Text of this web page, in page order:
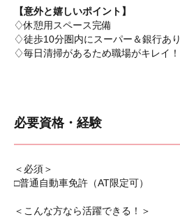
【意外と嬉しいポイント】
♢休憩用スペース完備
♢徒歩10分圏内にスーパー＆銀行あり
♢毎日清掃があるため職場がキレイ！
必要資格・経験
＜必須＞
□普通自動車免許（AT限定可）
＜こんな方なら活躍できる！＞